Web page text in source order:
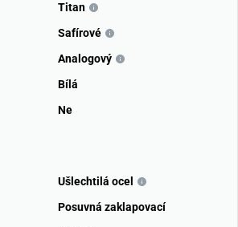
Titan
Safírové
Analogový
Bílá
Ne
Ušlechtilá ocel
Posuvná zaklapovací